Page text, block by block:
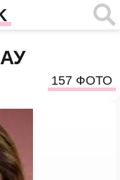
157 ФОТО